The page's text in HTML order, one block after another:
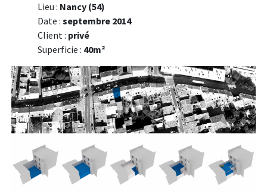
Lieu : Nancy (54)
Date : septembre 2014
Client : privé
Superficie : 40m²